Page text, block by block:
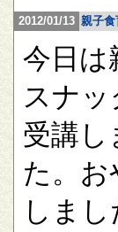
2012/01/13 親子食
今日は
スナ
受講し
た。
しま